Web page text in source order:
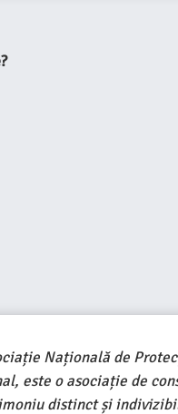
Națională de
este o asociație de
distinct și